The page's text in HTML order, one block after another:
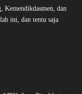
Kemendikdasmen, dan
ini, dan tentu saja